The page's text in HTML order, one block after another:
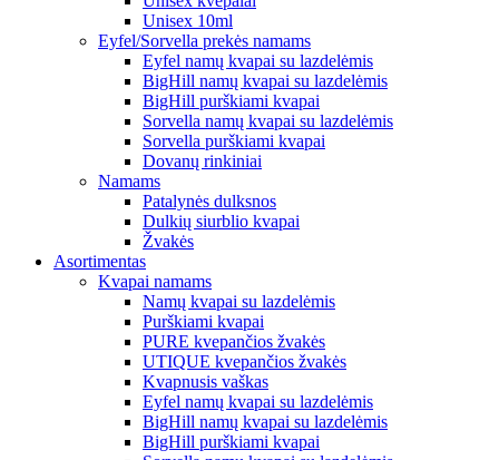
Unisex 10ml
Eyfel/Sorvella prekės namams
Eyfel namų kvapai su lazdelėmis
BigHill namų kvapai su lazdelėmis
BigHill purškiami kvapai
Sorvella namų kvapai su lazdelėmis
Sorvella purškiami kvapai
Dovanų rinkiniai
Namams
Patalynės dulksnos
Dulkių siurblio kvapai
Žvakės
Asortimentas
Kvapai namams
Namų kvapai su lazdelėmis
Purškiami kvapai
PURE kvepančios žvakės
UTIQUE kvepančios žvakės
Kvapnusis vaškas
Eyfel namų kvapai su lazdelėmis
BigHill namų kvapai su lazdelėmis
BigHill purškiami kvapai